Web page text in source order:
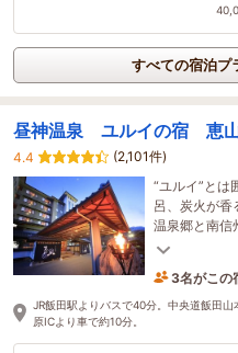
すべての宿泊プ
昼神温泉 ユルイの宿 恵
4.4
(2,101件)
“ユルイ”とは
呂、炭火が香
温泉郷と南信
流れる南信州
1時間前に
JR飯田駅よりバスで40分。中央道飯田
原ICより車で約10分。